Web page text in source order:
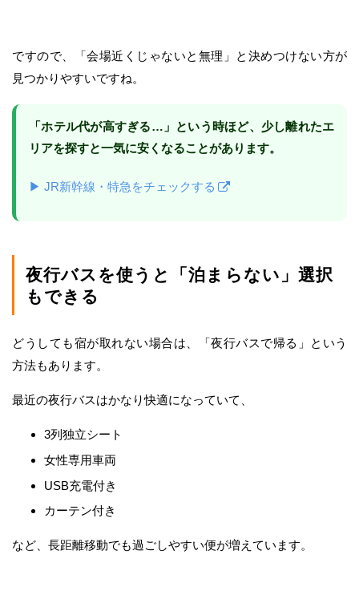
ですので、「会場近くじゃないと無理」と決めつけない方が
見つかりやすいですね。
「ホテル代が高すぎる…」という時ほど、少し離れたエ
リアを探すと一気に安くなることがあります。
▶ JR新幹線・特急をチェックする
夜行バスを使うと「泊まらない」選択
もできる
どうしても宿が取れない場合は、「夜行バスで帰る」という
方法もあります。
最近の夜行バスはかなり快適になっていて、
3列独立シート
女性専用車両
USB充電付き
カーテン付き
など、長距離移動でも過ごしやすい便が増えています。